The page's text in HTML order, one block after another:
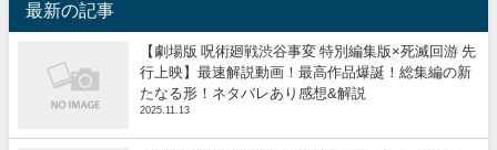
最新の記事
【劇場版 呪術廻戦渋谷事変 特別編集版×死滅回游 先
行上映】最速解説動画！最高作品爆誕！総集編の新
たなる形！ネタバレあり感想&解説
2025.11.13